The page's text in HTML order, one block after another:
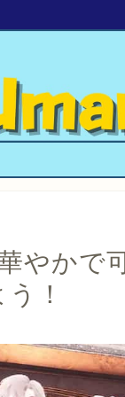
華やか
！